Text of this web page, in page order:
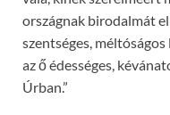
országnak birodalmát
szentséges,
az ő édességes,
Úrban.”